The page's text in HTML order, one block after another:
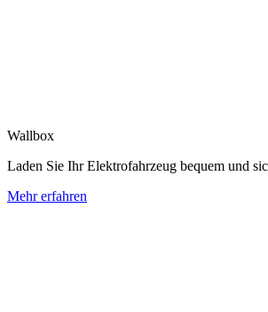
Wallbox
Laden Sie Ihr Elektrofahrzeug bequem und
Mehr erfahren